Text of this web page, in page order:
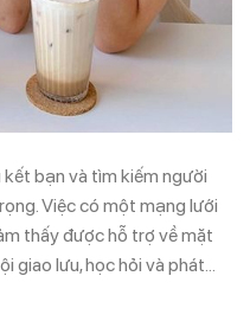
kết bạn và tìm kiếm người
Việc có một mạng lưới
thấy được hỗ trợ về mặt
giao lưu, học hỏi và phát…